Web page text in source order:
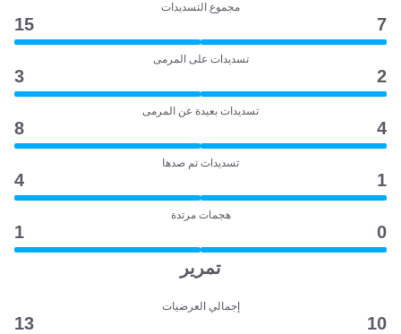
مجموع التسديدات
7
15
تسديدات على المرمى
2
3
تسديدات بعيدة عن المرمى
4
8
تسديدات تم صدها
1
4
هجمات مرتدة
0
1
تمرير
إجمالي العرضيات
10
13